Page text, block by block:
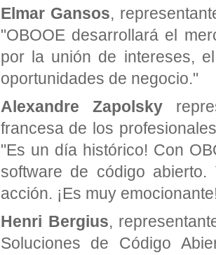
Elmar Gansos,
"OBOOE desarrollará el
por la unión de intereses,
oportunidades de negocio."
Alexandre Zapolsky
francesa de los
"Es un día histórico! Con
software de código
acción. ¡Es muy
Henri Bergius,
Soluciones de Código